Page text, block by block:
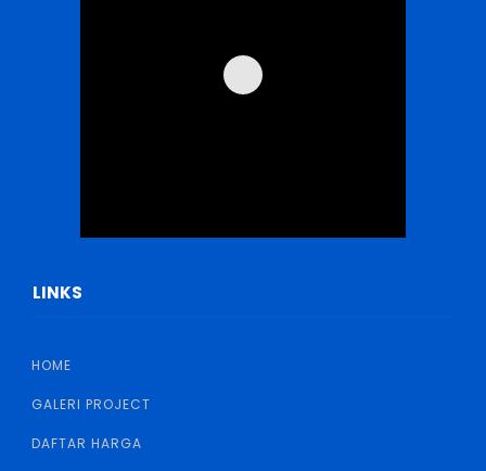
LINKS
HOME
GALERI PROJECT
DAFTAR HARGA